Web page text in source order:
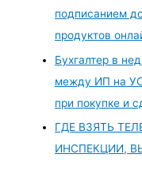
подписанием
продуктов
Бухгалтер в
между ИП на
при покупке и
ГДЕ ВЗЯТЬ
ИНСПЕКЦИИ,